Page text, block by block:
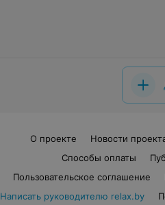
О проекте Новости
Способы оплаты
Пользовательское соглашение
Написать руководителю relax.by